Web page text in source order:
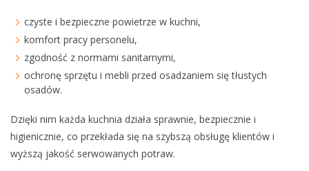
czyste i bezpieczne powietrze w kuchni,
komfort pracy personelu,
zgodność z normami sanitarnymi,
ochronę sprzętu i mebli przed osadzaniem się tłustych
osadów.
Dzięki nim każda kuchnia działa sprawnie, bezpiecznie i
higienicznie, co przekłada się na szybszą obsługę klientów i
wyższą jakość serwowanych potraw.